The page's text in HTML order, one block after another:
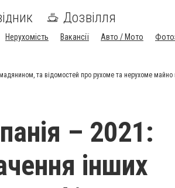
Дозвілля
Нерухомість Вакансії Авто / Мото
та відомостей про рухоме та нерухоме
– 2021:
інших